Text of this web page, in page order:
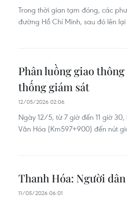
Trong thời gian tạm đóng, các
đường Hồ Chí Minh, sau đó lên
Phân luồng giao
thống giám sát
12/05/2026 02:06
Ngày 12/5, từ 7 giờ đến 11 giờ
Văn Hóa (Km597+900) đến nút
Thanh Hóa: Người
11/05/2026 06:01